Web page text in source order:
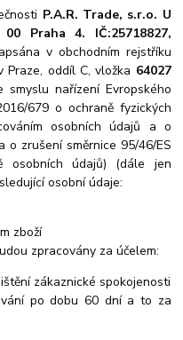
P.A.R. Trade, s.r.o. U
Praha 4. IČ:25718827,
v obchodním rejstříku
Praze, oddíl C, vložka 64027
smyslu nařízení Evropského
679 o ochraně fyzických
osobních údajů a o
o zrušení směrnice 95/46/ES
osobních údajů) (dále jen
osobní údaje:
zboží
zpracovány za účelem:
zákaznické spokojenosti
po dobu 60 dní a to za